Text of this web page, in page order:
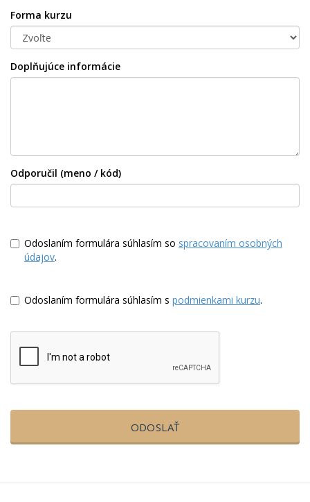
Forma kurzu
Doplňujúce informácie
Odporučil (meno / kód)
Odoslaním formulára súhlasím so spracovaním osobných
údajov.
Odoslaním formulára súhlasím s podmienkami kurzu.
ODOSLAŤ